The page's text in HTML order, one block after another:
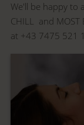
We'll be happy to
CHILL and MOST
at +43 7475 521